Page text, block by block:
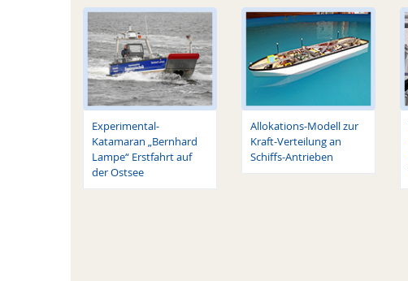
Experimental-
Katamaran „Bernhard
Lampe“ Erstfahrt auf
der Ostsee
Allokations-Modell zur
Kraft-Verteilung an
Schiffs-Antrieben